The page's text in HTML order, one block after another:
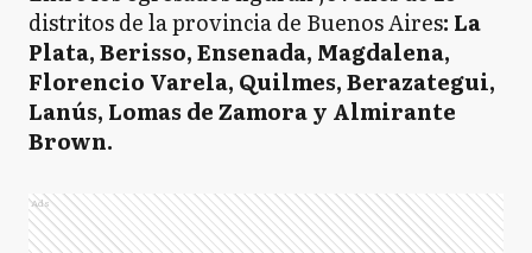
distritos de la provincia de Buenos Aires: La
Plata, Berisso, Ensenada, Magdalena,
Florencio Varela, Quilmes, Berazategui,
Lanús, Lomas de Zamora y Almirante
Brown.
Ads